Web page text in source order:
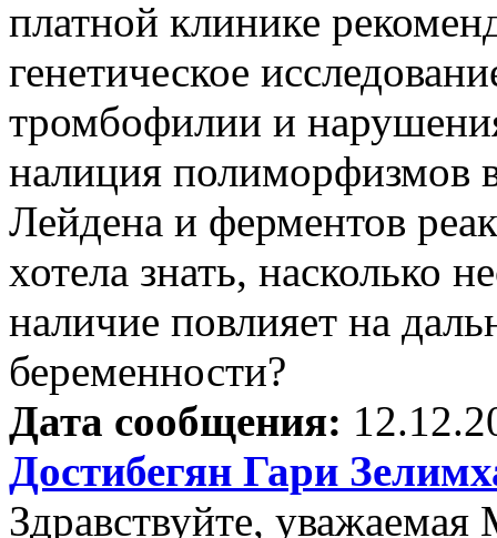
платной клинике
генетическое
тромбофилии и
налиция полиморфизмов
Лейдена и ферментов
хотела знать, насколько
наличие повлияет на
беременности?
Дата сообщения:
Достибегян Гари
Здравствуйте,